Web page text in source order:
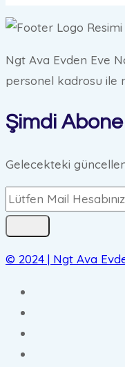
Ngt Ava Evden Eve
personel kadrosu ile
Şimdi Abone
Gelecekteki
© 2024 | Ngt Ava